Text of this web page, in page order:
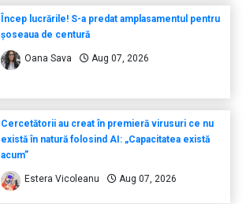
Încep lucrările! S-a predat amplasamentul pentru
șoseaua de centură
Oana Sava Aug 07, 2026
Cercetătorii au creat în premieră virusuri ce nu
există în natură folosind AI: „Capacitatea există
acum”
Estera Vicoleanu Aug 07, 2026